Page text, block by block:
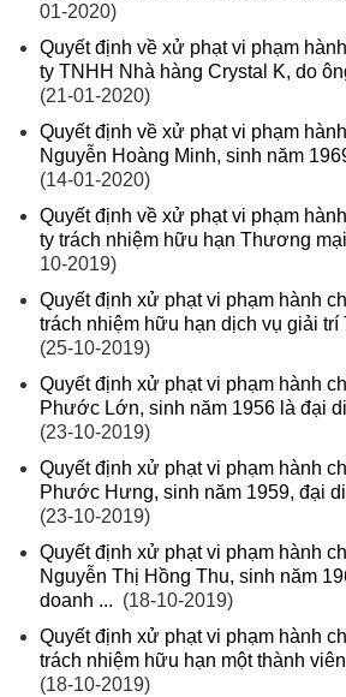
01-2020)
Quyết định về xử phạt vi phạm
ty TNHH Nhà hàng Crystal K, do
(21-01-2020)
Quyết định về xử phạt vi phạm
Nguyễn Hoàng Minh, sinh năm
(14-01-2020)
Quyết định về xử phạt vi phạm
ty trách nhiệm hữu hạn Thương
10-2019)
Quyết định xử phạt vi phạm hành
trách nhiệm hữu hạn dịch vụ giải trí
(25-10-2019)
Quyết định xử phạt vi phạm hành
Phước Lớn, sinh năm 1956 là đại
(23-10-2019)
Quyết định xử phạt vi phạm hành
Phước Hưng, sinh năm 1959, đại
(23-10-2019)
Quyết định xử phạt vi phạm hành
Nguyễn Thị Hồng Thu, sinh năm
doanh ... (18-10-2019)
Quyết định xử phạt vi phạm hành
trách nhiệm hữu hạn một thành
(18-10-2019)